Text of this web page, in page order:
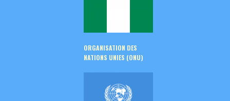
ORGANISATION DES
NATIONS UNIES (ONU)